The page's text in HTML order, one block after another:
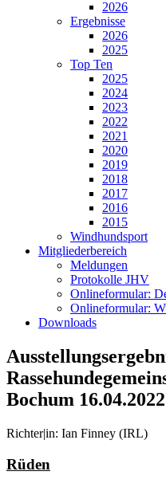
2026
Ergebnisse
2026
2025
Top Ten
2025
2024
2023
2022
2021
2020
2019
2018
2017
2016
2015
Windhundsport
Mitgliederbereich
Meldungen
Protokolle JHV
Onlineformular:
Onlineformular:
Downloads
Bochum 16.04.2022
Richter|in: Ian Finney (IRL)
Rüden